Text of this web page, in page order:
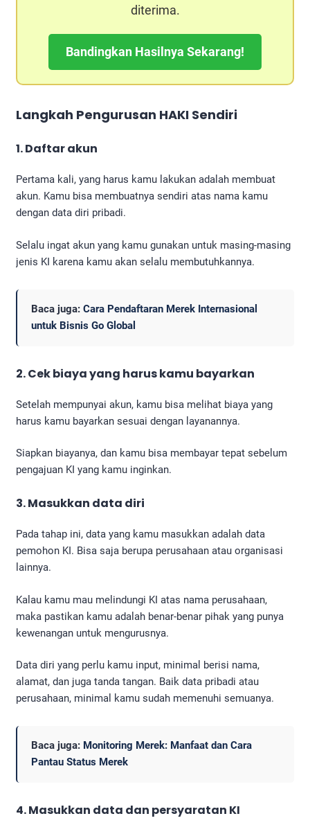
diterima.
Bandingkan Hasilnya Sekarang!
Langkah Pengurusan HAKI Sendiri
1. Daftar akun
Pertama kali, yang harus kamu lakukan adalah membuat
akun. Kamu bisa membuatnya sendiri atas nama kamu
dengan data diri pribadi.
Selalu ingat akun yang kamu gunakan untuk masing-masing
jenis KI karena kamu akan selalu membutuhkannya.
Baca juga: Cara Pendaftaran Merek Internasional
untuk Bisnis Go Global
2. Cek biaya yang harus kamu bayarkan
Setelah mempunyai akun, kamu bisa melihat biaya yang
harus kamu bayarkan sesuai dengan layanannya.
Siapkan biayanya, dan kamu bisa membayar tepat sebelum
pengajuan KI yang kamu inginkan.
3. Masukkan data diri
Pada tahap ini, data yang kamu masukkan adalah data
pemohon KI. Bisa saja berupa perusahaan atau organisasi
lainnya.
Kalau kamu mau melindungi KI atas nama perusahaan,
maka pastikan kamu adalah benar-benar pihak yang punya
kewenangan untuk mengurusnya.
Data diri yang perlu kamu input, minimal berisi nama,
alamat, dan juga tanda tangan. Baik data pribadi atau
perusahaan, minimal kamu sudah memenuhi semuanya.
Baca juga: Monitoring Merek: Manfaat dan Cara
Pantau Status Merek
4. Masukkan data dan persyaratan KI